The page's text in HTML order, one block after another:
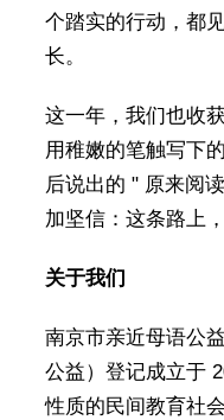
个踏实的行动，都
长。
这一年，我们也收
用稚嫩的笔触写下
后说出的 " 原来阅
加坚信：这条路上
关于我们
南京市亲近母语公
公益）登记成立于
性质的民间教育社